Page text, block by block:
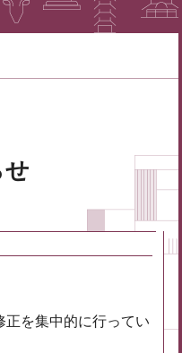
せ
正を集中的に行ってい